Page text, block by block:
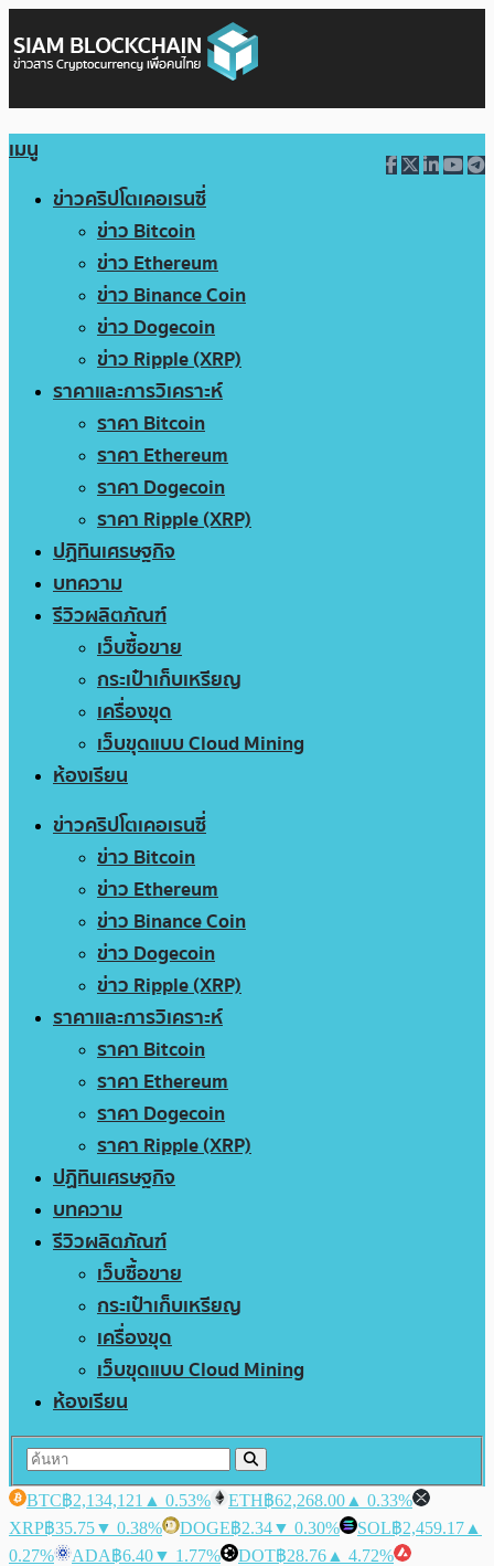
เมนู
ข่าวคริปโตเคอเรนซี่
ข่าว Bitcoin
ข่าว Ethereum
ข่าว Binance Coin
ข่าว Dogecoin
ข่าว Ripple (XRP)
ราคาและการวิเคราะห์
ราคา Bitcoin
ราคา Ethereum
ราคา Dogecoin
ราคา Ripple (XRP)
ปฏิทินเศรษฐกิจ
บทความ
รีวิวผลิตภัณฑ์
เว็บซื้อขาย
กระเป๋าเก็บเหรียญ
เครื่องขุด
เว็บขุดแบบ Cloud Mining
ห้องเรียน
ข่าวคริปโตเคอเรนซี่
ข่าว Bitcoin
ข่าว Ethereum
ข่าว Binance Coin
ข่าว Dogecoin
ข่าว Ripple (XRP)
ราคาและการวิเคราะห์
ราคา Bitcoin
ราคา Ethereum
ราคา Dogecoin
ราคา Ripple (XRP)
ปฏิทินเศรษฐกิจ
บทความ
รีวิวผลิตภัณฑ์
เว็บซื้อขาย
กระเป๋าเก็บเหรียญ
เครื่องขุด
เว็บขุดแบบ Cloud Mining
ห้องเรียน
BTC฿2,134,121 ▲ 0.53% ETH฿62,268.00 ▲ 0.33%
XRP฿35.75▼ 0.38% DOGE฿2.34▼ 0.30% SOL฿2,459.17 ▲
0.27%
ADA฿6.40▼ 1.77% DOT฿28.76 ▲ 4.72%